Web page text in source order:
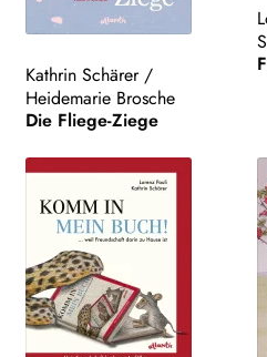
Kathrin Schärer/
Heidemarie Brosche
Die Fliege-Ziege